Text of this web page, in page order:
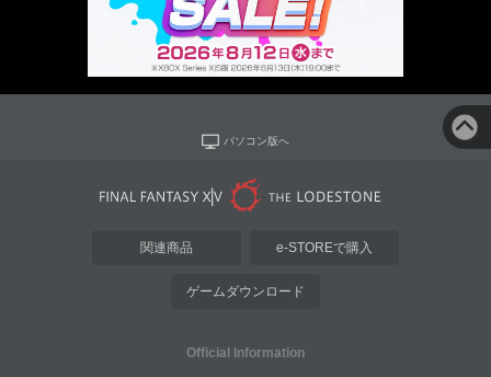
パソコン版へ
関連商品 e-STOREで購入
ゲームダウンロード
Official Information